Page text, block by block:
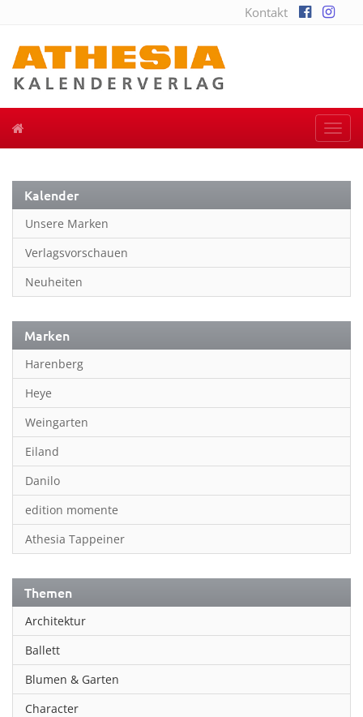
Kontakt
Kalender
Unsere Marken
Verlagsvorschauen
Neuheiten
Marken
Harenberg
Heye
Weingarten
Eiland
Danilo
edition momente
Athesia Tappeiner
Themen
Architektur
Ballett
Blumen & Garten
Character